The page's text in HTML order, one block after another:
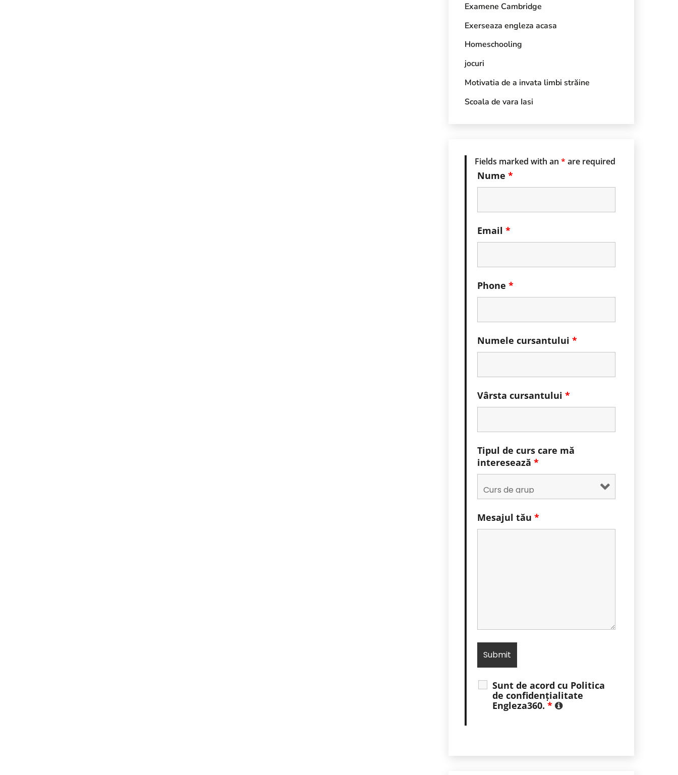
Examene Cambridge
Exerseaza engleza acasa
Homeschooling
jocuri
Motivatia de a invata limbi străine
Scoala de vara Iasi
Fields marked with an * are required
Nume *
Email *
Phone *
Numele cursantului *
Vârsta cursantului *
Tipul de curs care mă
interesează *
Mesajul tău *
Sunt de acord cu Politica
de confidențialitate
Engleza360. *